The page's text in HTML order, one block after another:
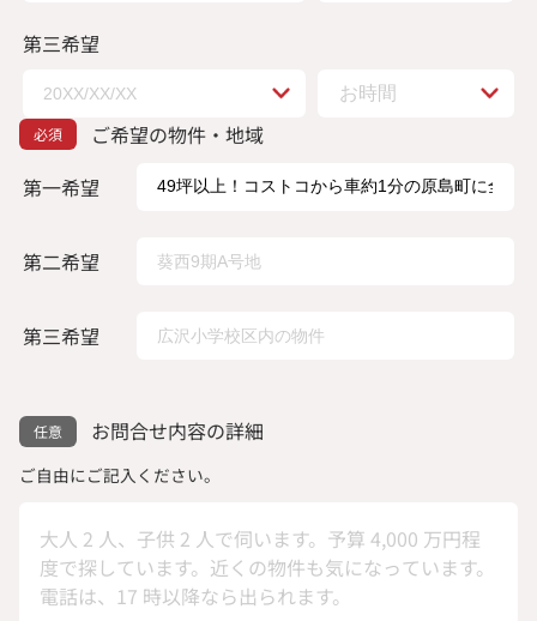
第三希望
ご希望の物件・地域
第一希望
第二希望
第三希望
お問合せ内容の詳細
ご自由にご記入ください。